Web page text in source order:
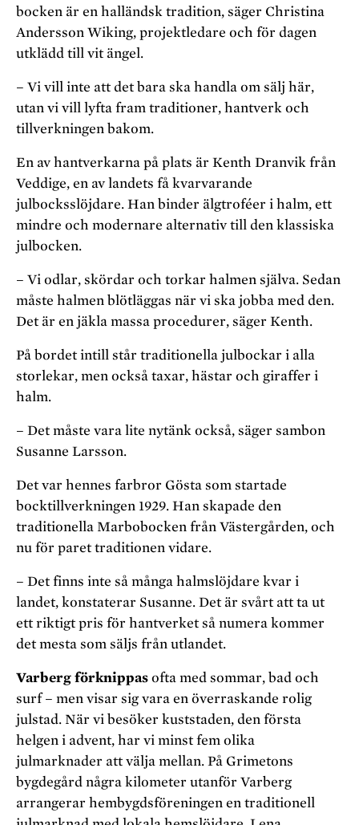
bocken är en halländsk tradition, säger Christina
Andersson Wiking, projektledare och för dagen
utklädd till vit ängel.
– Vi vill inte att det bara ska handla om sälj här,
utan vi vill lyfta fram traditioner, hantverk och
tillverkningen bakom.
En av hantverkarna på plats är Kenth Dranvik från
Veddige, en av landets få kvarvarande
julbocksslöjdare. Han binder älgtroféer i halm, ett
mindre och modernare alternativ till den klassiska
julbocken.
– Vi odlar, skördar och torkar halmen själva. Sedan
måste halmen blötläggas när vi ska jobba med den.
Det är en jäkla massa procedurer, säger Kenth.
På bordet intill står traditionella julbockar i alla
storlekar, men också taxar, hästar och giraffer i
halm.
– Det måste vara lite nytänk också, säger sambon
Susanne Larsson.
Det var hennes farbror Gösta som startade
bocktillverkningen 1929. Han skapade den
traditionella Marbobocken från Västergården, och
nu för paret traditionen vidare.
– Det finns inte så många halmslöjdare kvar i
landet, konstaterar Susanne. Det är svårt att ta ut
ett riktigt pris för hantverket så numera kommer
det mesta som säljs från utlandet.
Varberg förknippas ofta med sommar, bad och
surf – men visar sig vara en överraskande rolig
julstad. När vi besöker kuststaden, den första
helgen i advent, har vi minst fem olika
julmarknader att välja mellan. På Grimetons
bygdegård några kilometer utanför Varberg
arrangerar hembygdsföreningen en traditionell